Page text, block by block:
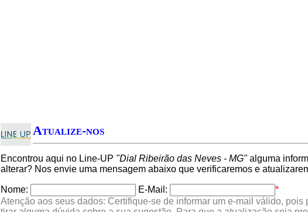
Atualize-nos
Encontrou aqui no Line-UP "Dial Ribeirão das Neves - MG"alguma
alterar? Nos envie uma mensagem abaixo que verificaremos e
Nome: E-Mail:
*
Atenção aos seus dados: Certifique-se de informar um e-mail válido, pois